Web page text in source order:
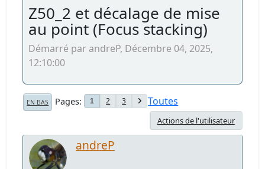
Z50_2 et décalage de mise
au point (Focus stacking)
Démarré par andreP, Décembre 04, 2025,
12:10:00
EN BAS Pages 1 2 3 Toutes
Actions de l'utilisateur
andreP